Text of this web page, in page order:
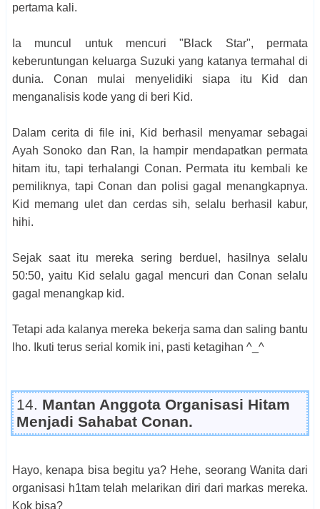
pertama kali.
Ia muncul untuk mencuri "Black Star", permata
keberuntungan keluarga Suzuki yang katanya termahal di
dunia. Conan mulai menyelidiki siapa itu Kid dan
menganalisis kode yang di beri Kid.
Dalam cerita di file ini, Kid berhasil menyamar sebagai
Ayah Sonoko dan Ran, Ia hampir mendapatkan permata
hitam itu, tapi terhalangi Conan. Permata itu kembali ke
pemiliknya, tapi Conan dan polisi gagal menangkapnya.
Kid memang ulet dan cerdas sih, selalu berhasil kabur,
hihi.
Sejak saat itu mereka sering berduel, hasilnya selalu
50:50, yaitu Kid selalu gagal mencuri dan Conan selalu
gagal menangkap kid.
Tetapi ada kalanya mereka bekerja sama dan saling bantu
lho. Ikuti terus serial komik ini, pasti ketagihan ^_^
14. Mantan Anggota Organisasi Hitam
Menjadi Sahabat Conan.
Hayo, kenapa bisa begitu ya? Hehe, seorang Wanita dari
organisasi h1tam telah melarikan diri dari markas mereka.
Kok bisa?